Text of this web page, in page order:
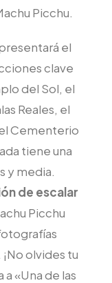
Picchu.
el
clave
del Sol, el
Reales, el
Cementerio
tiene una
y media.
de escalar
Picchu
olvides tu
«Una de las